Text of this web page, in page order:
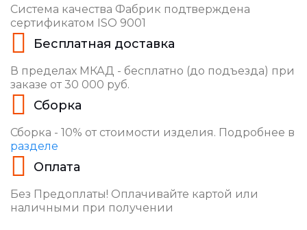
Система качества Фабрик подтверждена
сертификатом ISO 9001
Бесплатная доставка
В пределах МКАД - бесплатно (до подъезда) при
заказе от 30 000 руб.
Сборка
Сборка - 10% от стоимости изделия. Подробнее в
разделе
Оплата
Без Предоплаты! Оплачивайте картой или
наличными при получении